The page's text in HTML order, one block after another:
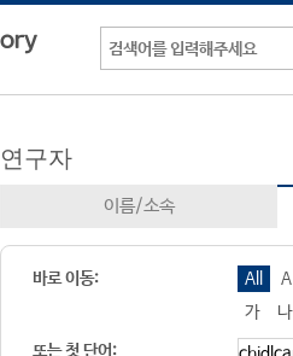
연구자
이름/소속
바로 이동: All A
가
나
또는 첫 단어: